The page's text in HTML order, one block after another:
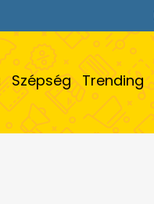
Szépség Trending